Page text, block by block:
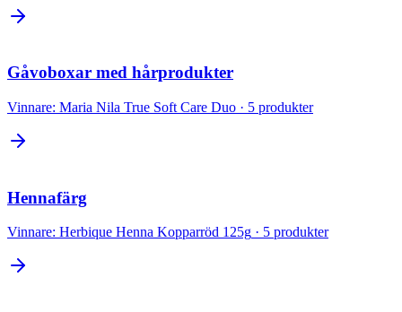
Gåvoboxar med hårprodukter
Vinnare: Maria Nila True Soft Care Duo · 5 produkter
Hennafärg
Vinnare: Herbique Henna Kopparröd 125g · 5 produkter